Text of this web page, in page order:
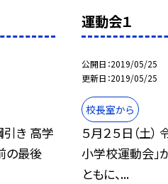
引き 高学
の最後
運動会１
公開日 2019/05/25
更新日 2019/05/25
校長室から
５月２５日（土
小学校運動会」
ともに、...